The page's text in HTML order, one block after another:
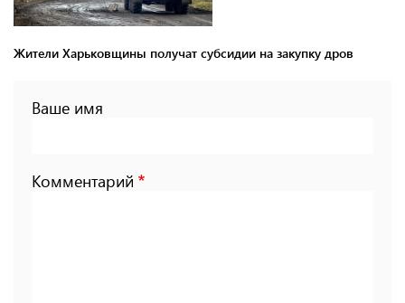
Жители Харьковщины получат субсидии на закупку дров
Ваше имя
Комментарий